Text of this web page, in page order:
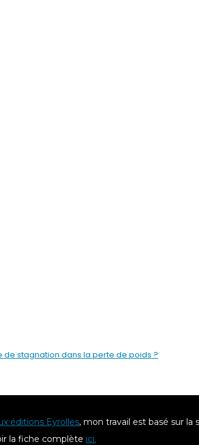
de stagnation dans la perte de poids ?
éditions Eyrolles, mon travail est basé sur
la fiche complète ici.